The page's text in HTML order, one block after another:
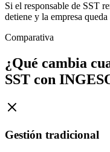
Si el responsable de SST
detiene y la empresa
Comparativa
¿Qué cambia
SST con
Gestión tradicional